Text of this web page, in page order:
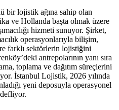
bir lojistik ağına sahip olan
ve Hollanda başta olmak üzere
hizmeti sunuyor. Şirket,
operasyonlarıyla bilişim,
farklı sektörlerin lojistiğini
antrepolarının yanı sıra
toplama ve dağıtım süreçlerini
İstanbul Lojistik, 2026 yılında
yeni deposuyla operasyonel